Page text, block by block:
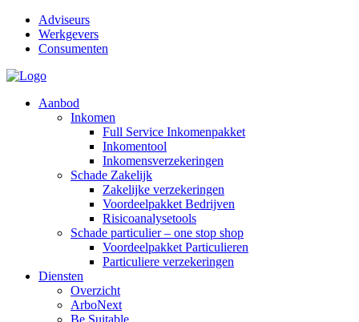
Adviseurs
Werkgevers
Consumenten
Aanbod
Inkomen
Full Service Inkomenpakket
Inkomentool
Inkomensverzekeringen
Schade Zakelijk
Zakelijke verzekeringen
Voordeelpakket Bedrijven
Risicoanalysetools
Schade particulier – one stop shop
Voordeelpakket Particulieren
Particuliere verzekeringen
Diensten
Overzicht
ArboNext
Be Suitable